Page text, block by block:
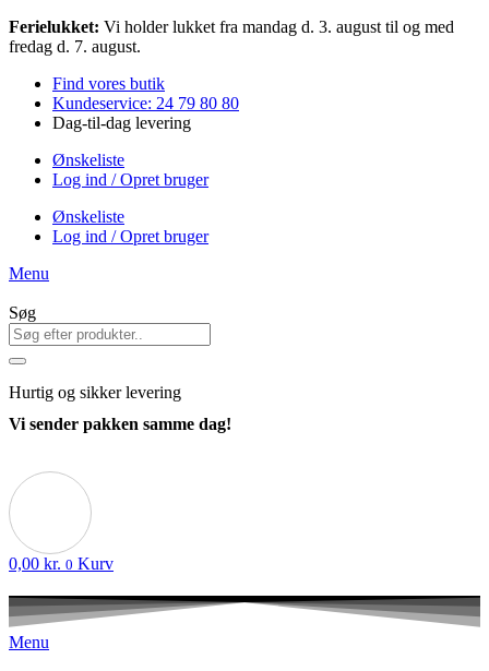
Videre
til
Ferielukket: Vi holder lukket fra mandag d. 3. august til og med
fredag d. 7. august.
Find vores butik
Kundeservice: 24 79 80 80
Dag-til-dag levering
Ønskeliste
Log ind / Opret bruger
Ønskeliste
Log ind / Opret bruger
Menu
Søg
Hurtig og sikker levering
Vi sender pakken samme dag!
0,00 kr. 0 Kurv
Menu